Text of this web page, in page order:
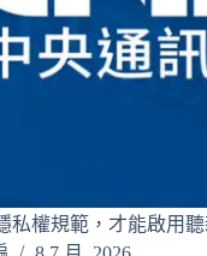
私權規範，才能啟用